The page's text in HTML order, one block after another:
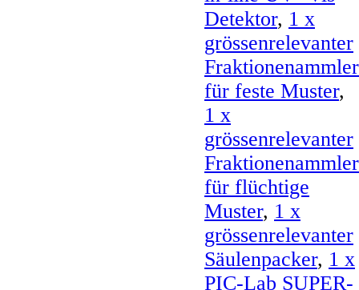
Detektor, 1 x
grössenrelevanter
Fraktionenammler
für feste Muster,
1 x
grössenrelevanter
Fraktionenammler
für flüchtige
Muster, 1 x
grössenrelevanter
Säulenpacker, 1 x
PIC-Lab SUPER-